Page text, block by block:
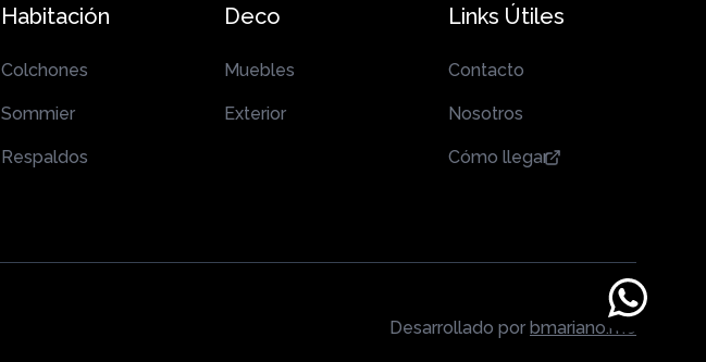
Habitación
Colchones
Sommier
Respaldos
Deco
Muebles
Exterior
Links Útiles
Contacto
Nosotros
Cómo llegar
Desarrollado por bmariano.me